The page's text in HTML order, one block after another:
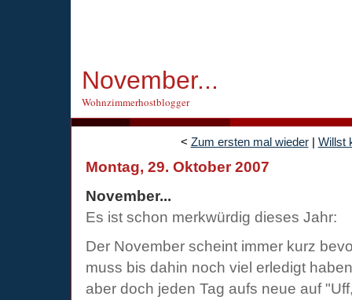
November...
Wohnzimmerhostblogger
< Zum ersten mal wieder | Willst
Montag, 29. Oktober 2007
November...
Es ist schon merkwürdig dieses Jahr:
Der November scheint immer kurz
muss bis dahin noch viel erledigt
aber doch jeden Tag aufs neue auf